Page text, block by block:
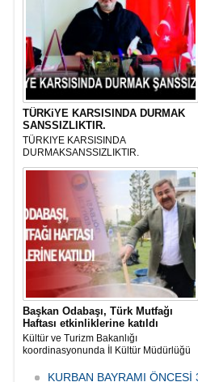
TÜRKiYE KARSISINDA DURMAK
SANSSIZLIKTIR.
TÜRKIYE KARSISINDA
DURMAKSANSSIZLIKTIR.
Başkan Odabaşı, Türk Mutfağı
Haftası etkinliklerine katıldı
Kültür ve Turizm Bakanlığı
koordinasyonunda İl Kültür Müdürlüğü
Haftası" etkinlikleri Ankara'da devam
KURBAN BAYRAMI